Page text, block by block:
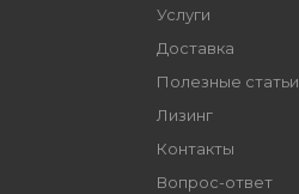
Услуги
Доставка
Полезные статьи
Лизинг
Контакты
Вопрос-ответ